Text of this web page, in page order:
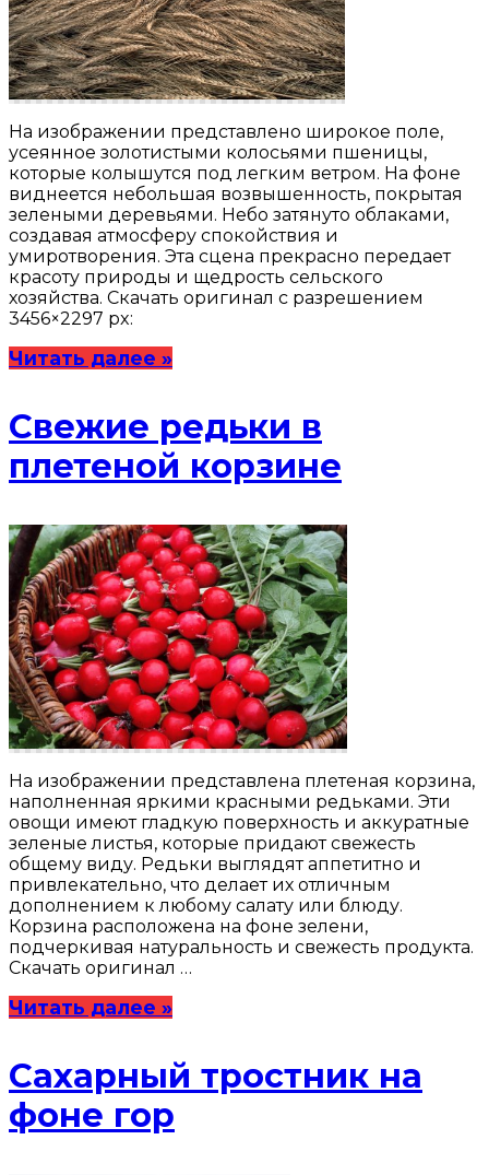
На изображении представлено широкое поле,
усеянное золотистыми колосьями пшеницы,
которые колышутся под легким ветром. На фоне
виднеется небольшая возвышенность, покрытая
зелеными деревьями. Небо затянуто облаками,
создавая атмосферу спокойствия и
умиротворения. Эта сцена прекрасно передает
красоту природы и щедрость сельского
хозяйства. Скачать оригинал с разрешением
3456×2297 px:
Читать далее »
Свежие редьки в
плетеной корзине
На изображении представлена плетеная корзина,
наполненная яркими красными редьками. Эти
овощи имеют гладкую поверхность и аккуратные
зеленые листья, которые придают свежесть
общему виду. Редьки выглядят аппетитно и
привлекательно, что делает их отличным
дополнением к любому салату или блюду.
Корзина расположена на фоне зелени,
подчеркивая натуральность и свежесть продукта.
Скачать оригинал …
Читать далее »
Сахарный тростник на
фоне гор